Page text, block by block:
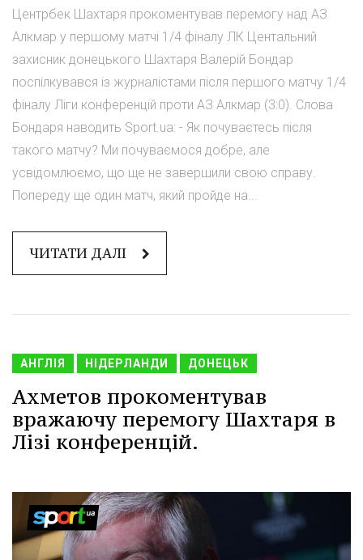
Центрбек Шахтаря прокоментував перемогу над АЗ
Алкмар у першому матчі 1/4 фіналу ЛК Центальний
захисник донецького Шахтаря Валерій Бондар
поспілкувався із журналістами після першого матчу 1/4
фіналу Ліги конференцій проти АЗ Алкмар (3:0). Слова
Бондаря наводить Sport.ua: - Як почуваєтесь після
такого матчу? Ми почуваємося добре, але
усвідомлюємо, що ще не завершили свою справу.
Попереду ще один матч, який пройде на...
ЧИТАТИ ДАЛІ
АНГЛІЯ НІДЕРЛАНДИ ДОНЕЦЬК
Ахметов прокоментував
вражаючу перемогу Шахтаря в
Лізі конференцій.